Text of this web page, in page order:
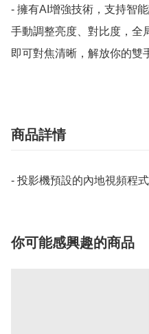
- 擁有AI增強技術，支持智
手動調整亮度、對比度，全
即可對焦清晰，解放你的雙
商品詳情
- 投影機預設的內地視頻程
你可能感興趣的商品